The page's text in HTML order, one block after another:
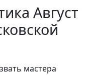
Август
мастера